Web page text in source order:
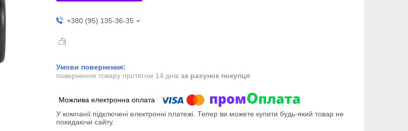
+380 (95) 135-36-35
повернення товару протягом 14 днів за рахунок покупця
У компанії підключені електронні платежі. Тепер ви можете купити будь-який товар не
покидаючи сайту.